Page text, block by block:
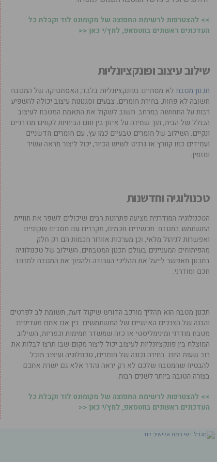
>> להצטרפות לרשימת התפוצה של מקומונט לוד וקבלת כל
העדכונים ראשונים בווטסאפ, לחץ/י כאן <<
שילוב עיצוב ופונקציונליות
תכנון מטבח לא מסתיים בפונקציונליות בלבד; האסתטיקה של המטבח
חשובה לא פחות. בחירת חומרים, צבעים וסגנונות עיצוב יכולה להשפיע
רבות על התחושה במרחב. חשוב לשקול את התאמת המטבח לעיצוב
הכולל של הבית, תוך שמירה על איזון בין חום הביתיות לקווים מודרניים
ונקיים. השילוב של חומרים טבעיים כמו עץ, עם חומרים חדשניים
ועמידים כמו קוורץ או גרניט לשיש הכיור, יכול ליצור מראה עשיר
ומזמין.
טכנולוגיה וחדשנות
הטכנולוגיה המודרנית מציעה פתרונות רבים שיכולים לשפר את חוויית
המשתמש במטבח. מכשירים חכמים, מקררים עם מסכים שקופים
ואפשרות לניהול מלאי, וכן מערכות אוורור חכמות הם רק חלק
מהפיתוחים המעניינים בעולם תכנון המטבחים. השילוב של טכנולוגיה
בתכנון מאפשר לייעל את תהליכי העבודה ולהפוך את המטבח למרחב
חכם ומודרני.
תכנון מטבח הוא תהליך מורכב הדורש שיקול דעת, תשומת לב לפרטים
והבנה של הצרכים האישיים של המשתמשים. בין אם אתם מעדיפים
מטבח מודרני ומינימליסטי או כזה שמשדר חמימות וכפריות, השילוב
המוצלח בין פונקציונליות לעיצוב יכול ליצור מקום שבו תרצו לבלות את
רוב שעות היום. בחירה נכונה של חומרים, טכנולוגיה ועיצוב תוכל
להבטיח שהמטבח שלכם לא רק יראה נהדר אלא גם ישרת אתכם
בצורה הטובה ביותר לשנים רבות.
>> להצטרפות לרשימת התפוצה של מקומונט לוד וקבלת כל
העדכונים ראשונים בווטסאפ, לחץ/י כאן <<